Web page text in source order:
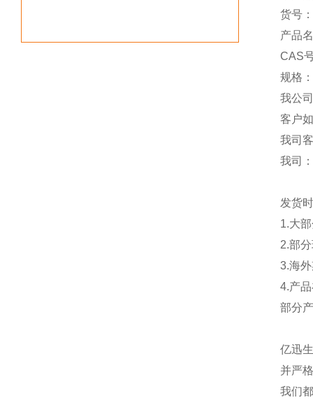
货号
产品
CAS
规格
我公
客户
我司
我司
发货
1.大
2.部
3.海
4.产
部分
亿迅
并严
我们